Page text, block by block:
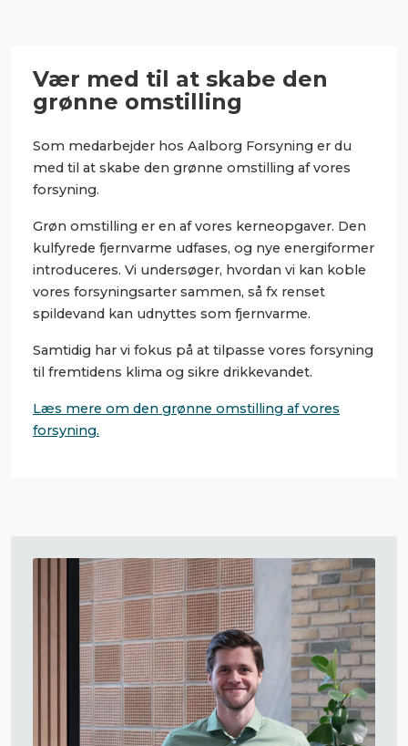
Vær med til at skabe den
grønne omstilling
Som medarbejder hos Aalborg Forsyning er du
med til at skabe den grønne omstilling af vores
forsyning.
Grøn omstilling er en af vores kerneopgaver. Den
kulfyrede fjernvarme udfases, og nye energiformer
introduceres. Vi undersøger, hvordan vi kan koble
vores forsyningsarter sammen, så fx renset
spildevand kan udnyttes som fjernvarme.
Samtidig har vi fokus på at tilpasse vores forsyning
til fremtidens klima og sikre drikkevandet.
Læs mere om den grønne omstilling af vores
forsyning.